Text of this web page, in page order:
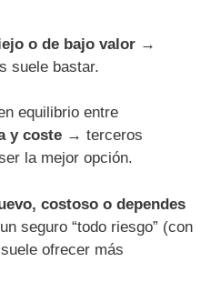
o de bajo valor →
suele bastar.
equilibrio entre
y coste → terceros
la mejor opción.
costoso o dependes
seguro “todo riesgo” (con
ofrecer más